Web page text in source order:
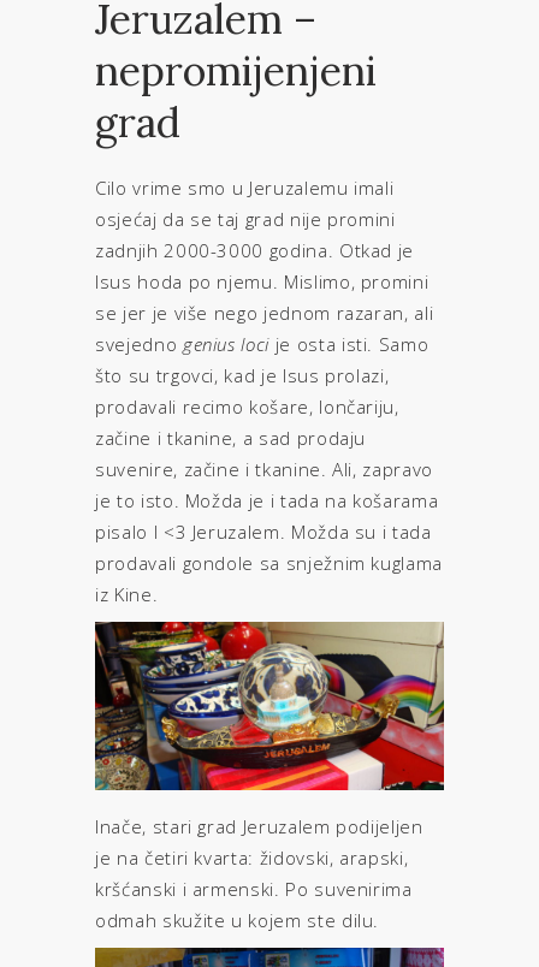
Jeruzalem –
nepromijenjeni
grad
Cilo vrime smo u Jeruzalemu imali
osjećaj da se taj grad nije promini
zadnjih 2000-3000 godina. Otkad je
Isus hoda po njemu. Mislimo, promini
se jer je više nego jednom razaran, ali
svejedno genius loci je osta isti. Samo
što su trgovci, kad je Isus prolazi,
prodavali recimo košare, lončariju,
začine i tkanine, a sad prodaju
suvenire, začine i tkanine. Ali, zapravo
je to isto. Možda je i tada na košarama
pisalo I <3 Jeruzalem. Možda su i tada
prodavali gondole sa snježnim kuglama
iz Kine.
Inače, stari grad Jeruzalem podijeljen
je na četiri kvarta: židovski, arapski,
kršćanski i armenski. Po suvenirima
odmah skužite u kojem ste dilu.